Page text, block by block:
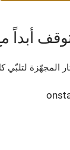
أبداً
لتلبّي كل